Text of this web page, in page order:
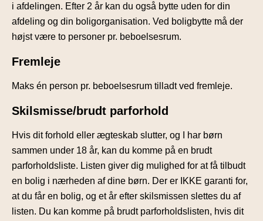
i afdelingen. Efter 2 år kan du også bytte uden for din
afdeling og din boligorganisation. Ved boligbytte må der
højst være to personer pr. beboelsesrum.
Fremleje
Maks én person pr. beboelsesrum tilladt ved fremleje.
Skilsmisse/brudt parforhold
Hvis dit forhold eller ægteskab slutter, og I har børn
sammen under 18 år, kan du komme på en brudt
parforholdsliste. Listen giver dig mulighed for at få tilbudt
en bolig i nærheden af dine børn. Der er IKKE garanti for,
at du får en bolig, og et år efter skilsmissen slettes du af
listen. Du kan komme på brudt parforholdslisten, hvis dit